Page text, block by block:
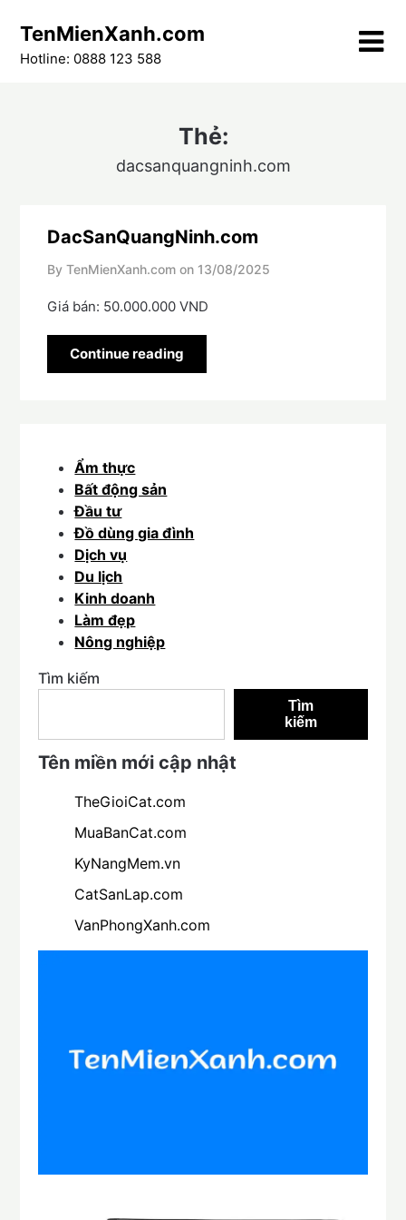
content
TenMienXanh.com
Hotline: 0888 123 588
Thẻ:
dacsanquangninh.com
DacSanQuangNinh.com
By TenMienXanh.com on 13/08/2025
Giá bán: 50.000.000 VND
Continue reading
Ẩm thực
Bất động sản
Đầu tư
Đồ dùng gia đình
Dịch vụ
Du lịch
Kinh doanh
Làm đẹp
Nông nghiệp
Tìm kiếm
Tìm
kiếm
Tên miền mới cập nhật
TheGioiCat.com
MuaBanCat.com
KyNangMem.vn
CatSanLap.com
VanPhongXanh.com